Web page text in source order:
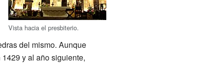
Vista hacia el presbiterio.
del mismo. Aunque
y al año siguiente,